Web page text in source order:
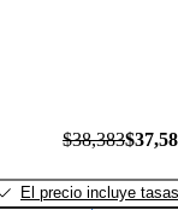
$38,383
El precio incluye tasas